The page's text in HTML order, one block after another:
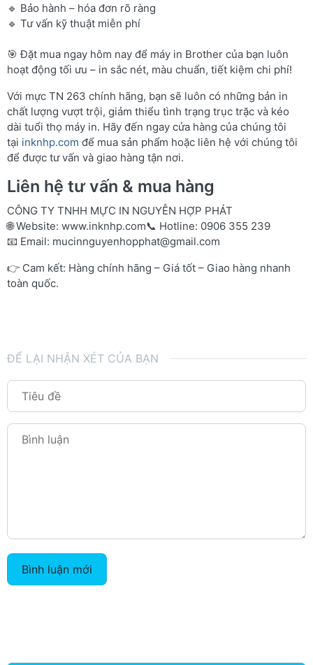
🔹 Bảo hành – hóa đơn rõ ràng
🔹 Tư vấn kỹ thuật miễn phí
🎯 Đặt mua ngay hôm nay để máy in Brother của bạn luôn
hoạt động tối ưu – in sắc nét, màu chuẩn, tiết kiệm chi phí!
Với mực TN 263 chính hãng, bạn sẽ luôn có những bản in
chất lượng vượt trội, giảm thiểu tình trạng trục trặc và kéo
dài tuổi thọ máy in. Hãy đến ngay cửa hàng của chúng tôi
tại inknhp.com để mua sản phẩm hoặc liên hệ với chúng tôi
để được tư vấn và giao hàng tận nơi.
Liên hệ tư vấn & mua hàng
CÔNG TY TNHH MỰC IN NGUYỄN HỢP PHÁT
🌐 Website: www.inknhp.com📞 Hotline: 0906 355 239
📧 Email: mucinnguyenhopphat@gmail.com
👉 Cam kết: Hàng chính hãng – Giá tốt – Giao hàng nhanh
toàn quốc.
ĐỂ LẠI NHẬN XÉT CỦA BẠN
Bình luận mới